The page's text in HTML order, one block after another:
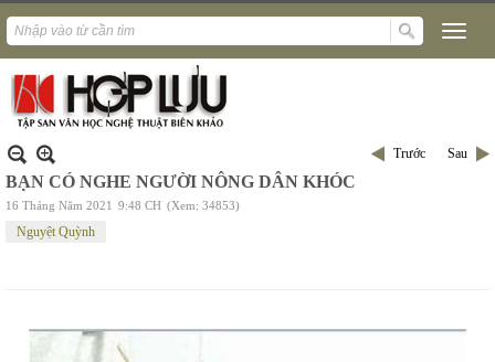
Trước Sau
BẠN CÓ NGHE NGƯỜI NÔNG DÂN KHÓC
16 Tháng Năm 2021 9:48 CH (Xem: 34853)
Nguyệt Quỳnh